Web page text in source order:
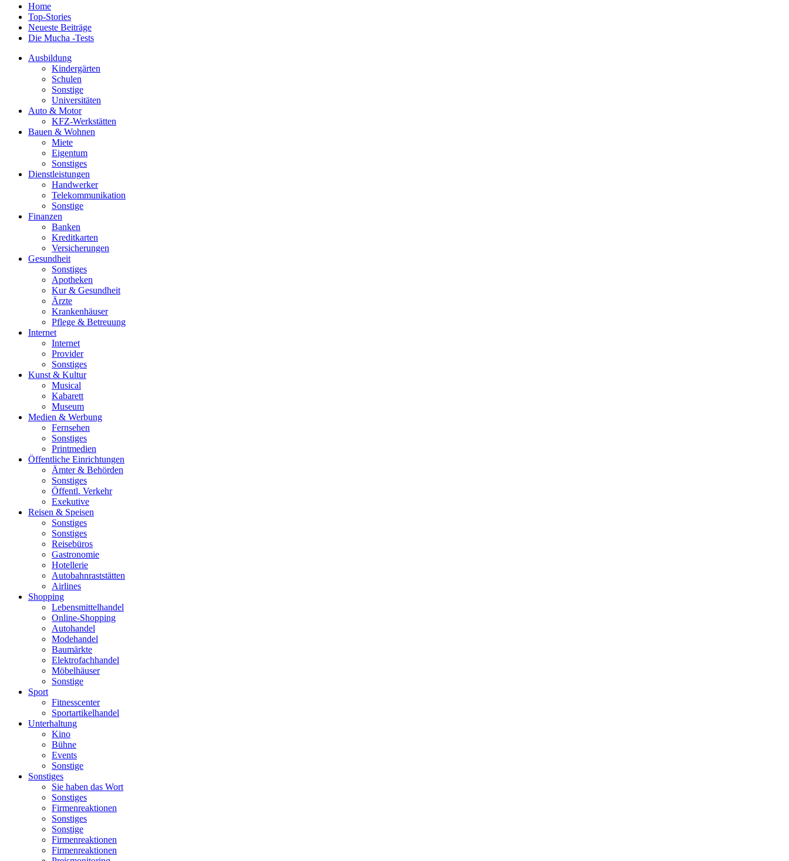
Home
Top-Stories
Neueste Beiträge
Die Mucha -Tests
Ausbildung
Kindergärten
Schulen
Sonstige
Universitäten
Auto & Motor
KFZ-Werkstätten
Bauen & Wohnen
Miete
Eigentum
Sonstiges
Dienstleistungen
Handwerker
Telekommunikation
Sonstige
Finanzen
Banken
Kreditkarten
Versicherungen
Gesundheit
Sonstiges
Apotheken
Kur & Gesundheit
Ärzte
Krankenhäuser
Pflege & Betreuung
Internet
Internet
Provider
Sonstiges
Kunst & Kultur
Musical
Kabarett
Museum
Medien & Werbung
Fernsehen
Sonstiges
Printmedien
Öffentliche Einrichtungen
Ämter & Behörden
Sonstiges
Öffentl. Verkehr
Exekutive
Reisen & Speisen
Sonstiges
Sonstiges
Reisebüros
Gastronomie
Hotellerie
Autobahnraststätten
Airlines
Shopping
Lebensmittelhandel
Online-Shopping
Autohandel
Modehandel
Baumärkte
Elektrofachhandel
Möbelhäuser
Sonstige
Sport
Fitnesscenter
Sportartikelhandel
Unterhaltung
Kino
Bühne
Events
Sonstige
Sonstiges
Sie haben das Wort
Sonstiges
Firmenreaktionen
Sonstiges
Sonstige
Firmenreaktionen
Firmenreaktionen